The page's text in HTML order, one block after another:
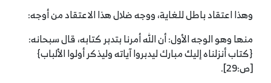
وهذا اعتقاد باطل للغاية، ووجه ضلال هذا الاعتقاد من أوجه:
منها وهو الوجه الأول: أن الله أمرنا بتدبر كتابه، قال سبحانه:
{كتاب أنزلناه إليك مبارك ليدبروا آياته وليذكر أولوا الألباب}
[ص:29].